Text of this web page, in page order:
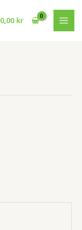
0,00 kr